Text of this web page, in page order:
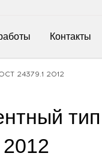
Контакты
24379.1 2012